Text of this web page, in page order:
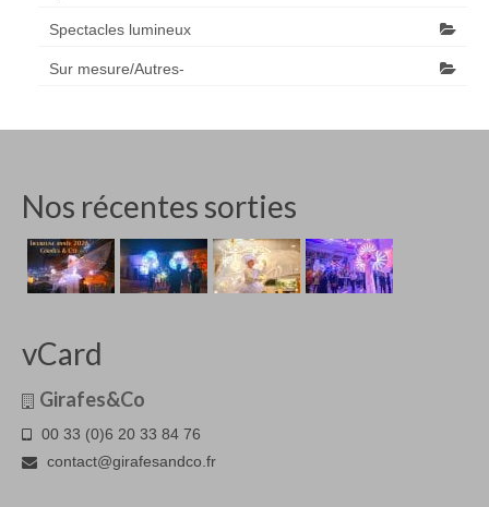
Spectacles lumineux
Sur mesure/Autres-
Nos récentes sorties
vCard
Girafes&Co
00 33 (0)6 20 33 84 76
contact@girafesandco.fr